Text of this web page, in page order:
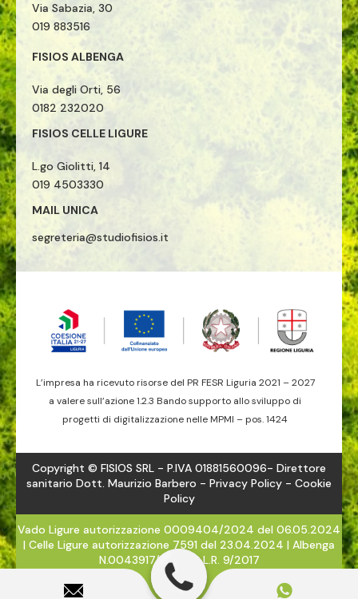
Via Sabazia, 30
019 883516
FISIOS ALBENGA
Via degli Orti, 56
0182 232020
FISIOS CELLE LIGURE
L.go Giolitti, 14
019 4503330
MAIL UNICA
segreteria@studiofisios.it
L’impresa ha ricevuto risorse del PR FESR Liguria 2021 – 2027
a valere sull’azione 1.2.3 Bando supporto allo sviluppo di
progetti di digitalizzazione nelle MPMI – pos. 1424
Copyright © FISIOS SRL - P.IVA 01881560096- Direttore
sanitario Dott. Maurizio Barbero - Privacy Policy - Cookie
Policy
Vado Ligure autorizzazione 0009404/2024 del 06.05.2024
| Celle Ligure autorizzazione 7591 del 23.04.2024 | Albenga
N.0043917/2024 - L.R. 9/2017